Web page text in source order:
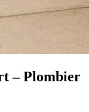
– Plombier